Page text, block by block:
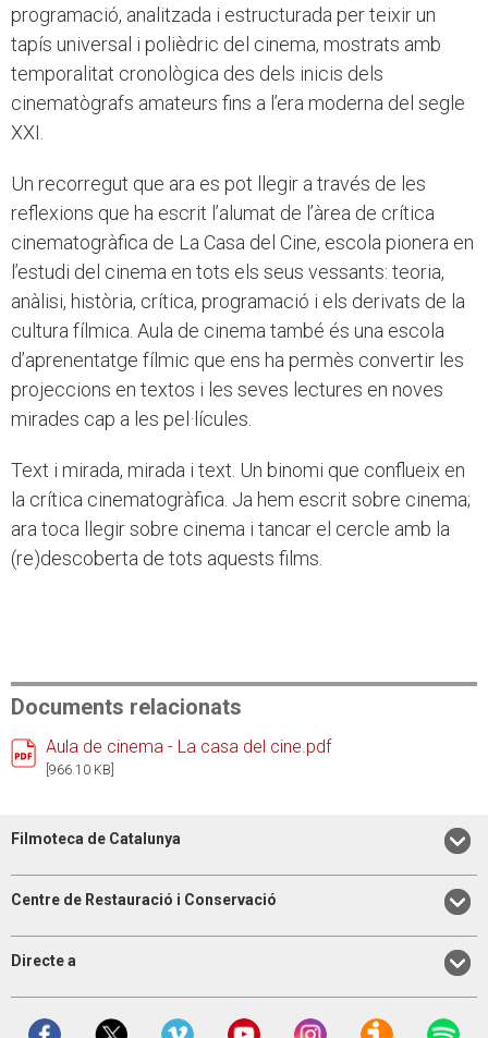
programació, analitzada i estructurada per teixir un
tapís universal i polièdric del cinema, mostrats amb
temporalitat cronològica des dels inicis dels
cinematògrafs amateurs fins a l’era moderna del segle
XXI.
Un recorregut que ara es pot llegir a través de les
reflexions que ha escrit l’alumat de l’àrea de crítica
cinematogràfica de La Casa del Cine, escola pionera en
l’estudi del cinema en tots els seus vessants: teoria,
anàlisi, història, crítica, programació i els derivats de la
cultura fílmica. Aula de cinema també és una escola
d’aprenentatge fílmic que ens ha permès convertir les
projeccions en textos i les seves lectures en noves
mirades cap a les pel·lícules.
Text i mirada, mirada i text. Un binomi que conflueix en
la crítica cinematogràfica. Ja hem escrit sobre cinema;
ara toca llegir sobre cinema i tancar el cercle amb la
(re)descoberta de tots aquests films.
Documents relacionats
Aula de cinema - La casa del cine.pdf
[966.10 KB]
Filmoteca de Catalunya
Centre de Restauració i Conservació
Directe a